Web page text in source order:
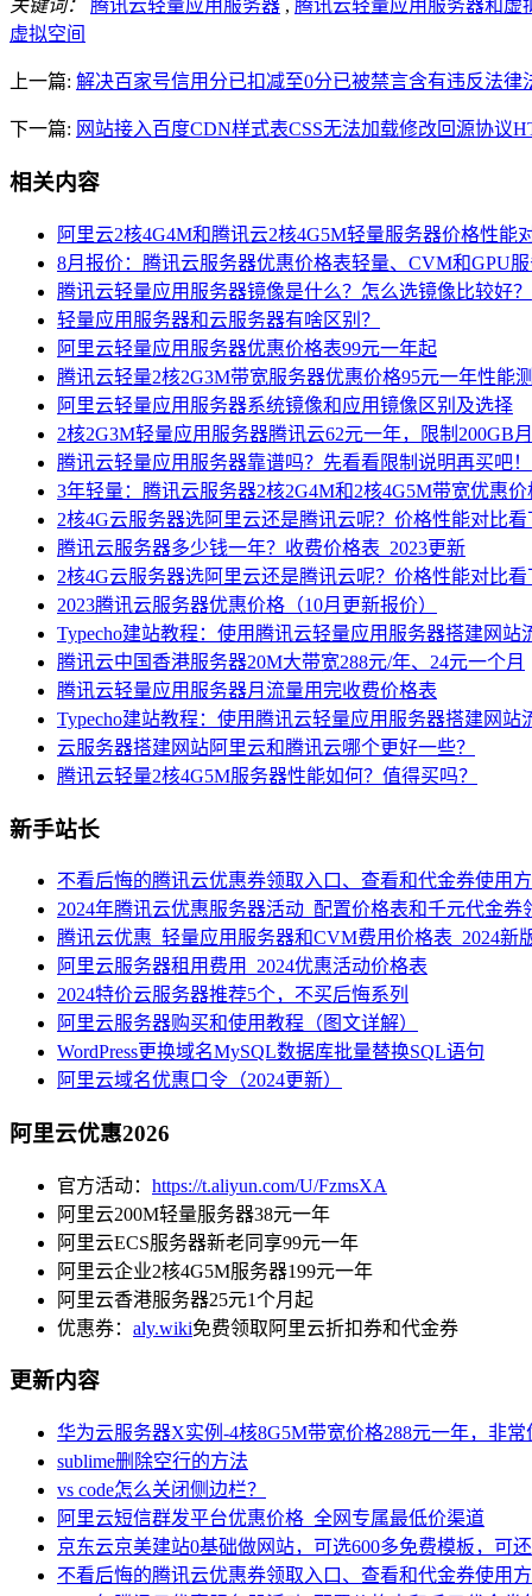
关键词： 腾讯云轻量应用服务器 , 腾讯云轻量应用服务器和虚
虚拟空间
上一篇: 解决百家号信用分已扣减至0分已被禁言含有违反法律
下一篇: 网站接入百度CDN样式表CSS无法加载修改回源协议
相关内容
阿里云2核4G4M和腾讯云2核4G5M轻量服务器价格性能
8月报价：腾讯云服务器优惠价格表轻量、CVM和GPU
腾讯云轻量应用服务器镜像是什么？怎么选镜像比较好？
轻量应用服务器和云服务器有啥区别？
阿里云轻量应用服务器优惠价格表99元一年起
腾讯云轻量2核2G3M带宽服务器优惠价格95元一年性能
阿里云轻量应用服务器系统镜像和应用镜像区别及选择
2核2G3M轻量应用服务器腾讯云62元一年，限制200GB
腾讯云轻量应用服务器靠谱吗？先看看限制说明再买吧！
3年轻量：腾讯云服务器2核2G4M和2核4G5M带宽优惠价
2核4G云服务器选阿里云还是腾讯云呢？价格性能对比看
腾讯云服务器多少钱一年？收费价格表_2023更新
2核4G云服务器选阿里云还是腾讯云呢？价格性能对比看
2023腾讯云服务器优惠价格（10月更新报价）
Typecho建站教程：使用腾讯云轻量应用服务器搭建网站
腾讯云中国香港服务器20M大带宽288元/年、24元一个月
腾讯云轻量应用服务器月流量用完收费价格表
Typecho建站教程：使用腾讯云轻量应用服务器搭建网站
云服务器搭建网站阿里云和腾讯云哪个更好一些？
腾讯云轻量2核4G5M服务器性能如何？值得买吗？
新手站长
不看后悔的腾讯云优惠券领取入口、查看和代金券使用
2024年腾讯云优惠服务器活动_配置价格表和千元代金券
腾讯云优惠_轻量应用服务器和CVM费用价格表_2024新
阿里云服务器租用费用_2024优惠活动价格表
2024特价云服务器推荐5个，不买后悔系列
阿里云服务器购买和使用教程（图文详解）
WordPress更换域名MySQL数据库批量替换SQL语句
阿里云域名优惠口令（2024更新）
阿里云优惠2026
官方活动： https://t.aliyun.com/U/FzmsXA
阿里云200M轻量服务器38元一年
阿里云ECS服务器新老同享99元一年
阿里云企业2核4G5M服务器199元一年
阿里云香港服务器25元1个月起
优惠券： aly.wiki免费领取阿里云折扣券和代金券
更新内容
华为云服务器X实例-4核8G5M带宽价格288元一年，非常
sublime删除空行的方法
vs code怎么关闭侧边栏？
阿里云短信群发平台优惠价格_全网专属最低价渠道
京东云京美建站0基础做网站，可选600多免费模板，可还
不看后悔的腾讯云优惠券领取入口、查看和代金券使用